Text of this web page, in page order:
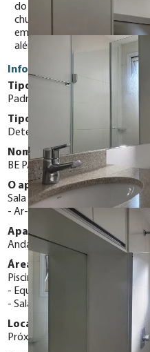
do entorno! No segundo
churrasqueira, equipamento
em local coberto na área
além disso conta com uma
Informações Gerais
Tipo do Apartamento:
Padrão
Tipo de Vaga:
Determinadas
Nome do condomínio:
BE PAULISTA
O apartamento possui:
Sala de Estar
Ar-Condicionado
Portaria
Apartamento Localizado
Andar Baixo
Área de Lazer:
Piscina aquecida
Espaço
Equipamentos de Salão de
Sala de ginástica
Localização:
Próximo ao Metrô